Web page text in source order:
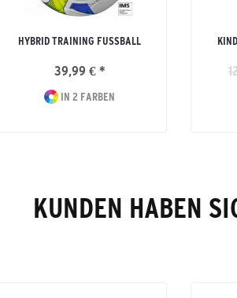
HYBRID TRAINING FUSSBALL
39,99 € *
IN 2 FARBEN
KUNDEN HABEN